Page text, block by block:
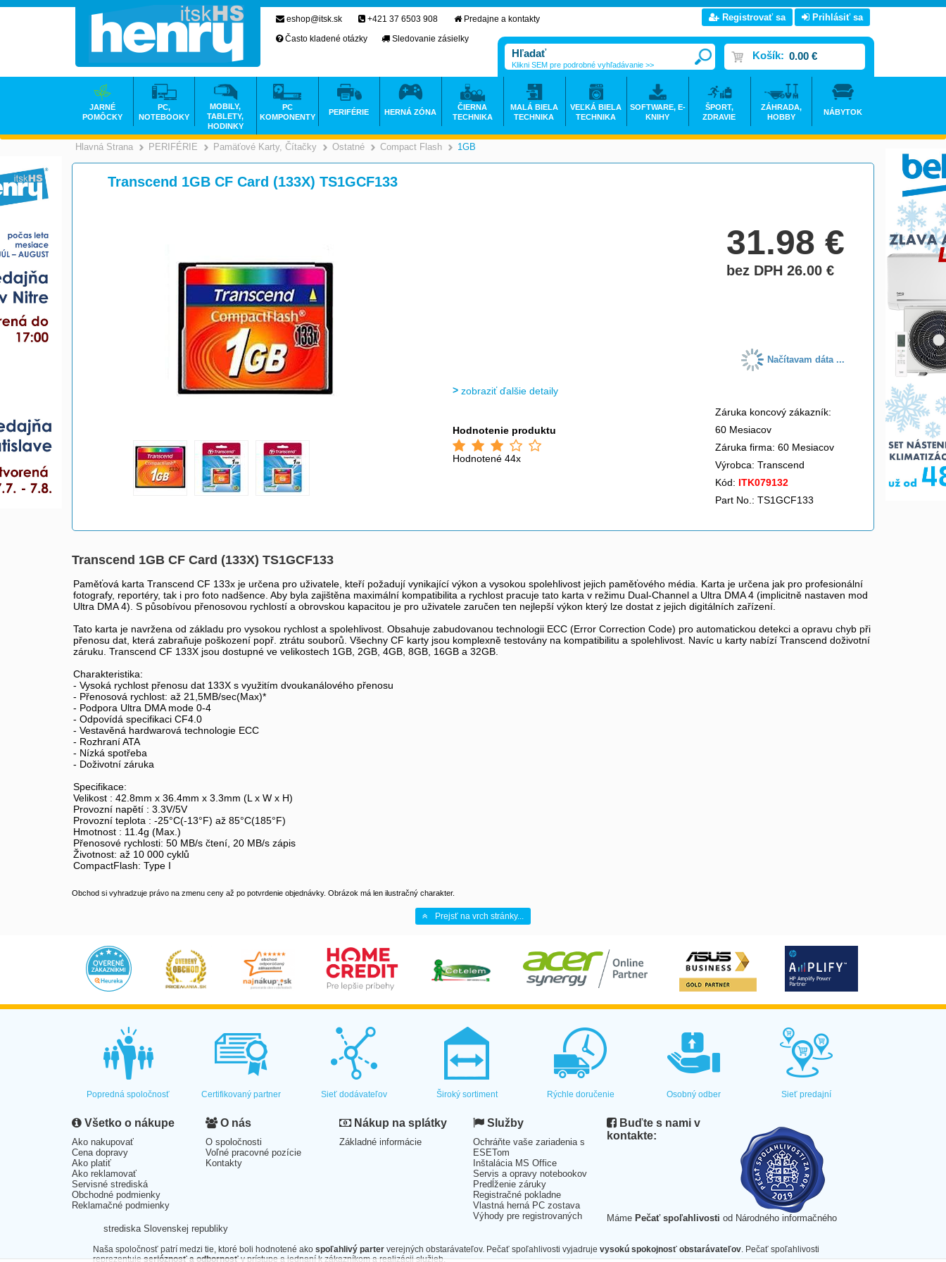
Hlavná Strana >
PERIFÉRIE >
Pamäťové Karty, Čítačky >
Ostatné >
Compact Flash 1GB
Transcend 1GB CF Card (133X) TS1GCF133
31.98€
bez DPH 26.00€
Načítavam dáta ...
zobraziť ďalšie detaily
Hodnotenie produktu
Hodnotené 44x
Záruka koncový zákazník:
60 Mesiacov
Záruka firma: 60 Mesiacov
Výrobca: Transcend
Kód: ITK079132
Part No.: TS1GCF133
Transcend 1GB CF Card (133X) TS1GCF133
Paměťová karta Transcend CF 133x je určena pro uživatele, kteří požadují vynikající výkon a vysokou spolehlivost jejich paměťového média. Karta je určena jak pro profesionální
fotografy, reportéry, tak i pro foto nadšence. Aby byla zajištěna maximální kompatibilita a rychlost pracuje tato karta v režimu Dual-Channel a Ultra DMA 4 (implicitně nastaven mod
Ultra DMA 4). S působívou přenosovou rychlostí a obrovskou kapacitou je pro uživatele zaručen ten nejlepší výkon který lze dostat z jejich digitálních zařízení.
Tato karta je navržena od základu pro vysokou rychlost a spolehlivost. Obsahuje zabudovanou technologii ECC (Error Correction Code) pro automatickou detekci a opravu chyb při
přenosu dat, která zabraňuje poškození popř. ztrátu souborů. Všechny CF karty jsou komplexně testovány na kompatibilitu a spolehlivost. Navíc u karty nabízí Transcend doživotní
záruku. Transcend CF 133X jsou dostupné ve velikostech 1GB, 2GB, 4GB, 8GB, 16GB a 32GB.
Charakteristika:
- Vysoká rychlost přenosu dat 133X s využitím dvoukanálového přenosu
- Přenosová rychlost: až 21,5MB/sec(Max)*
- Podpora Ultra DMA mode 0-4
- Odpovídá specifikaci CF4.0
- Vestavěná hardwarová technologie ECC
- Rozhraní ATA
- Nízká spotřeba
- Doživotní záruka
Specifikace:
Velikost : 42.8mm x 36.4mm x 3.3mm (L x W x H)
Provozní napětí : 3.3V/5V
Provozní teplota : -25°C(-13°F) až 85°C(185°F)
Hmotnost : 11.4g (Max.)
Přenosové rychlosti: 50 MB/s čtení, 20 MB/s zápis
Životnost: až 10 000 cyklů
CompactFlash: Type I
Obchod si vyhradzuje právo na zmenu ceny až po potvrdenie objednávky. Obrázok má len ilustračný charakter.
Prejsť na vrch stránky...
eshop@itsk.sk +421 37 6503 908
Predajne a kontakty
Často kladené otázky
Sledovanie zásielky
Registrovať sa Prihlásiť sa
Košík: 0.00 €
Klikni SEM pre podrobné vyhľadávanie >>
JARNÉ
POMÔCKY
PC,
NOTEBOOKY
MOBILY,
TABLETY,
HODINKY
PC
KOMPONENTY
PERIFÉRIE HERNÁ ZÓNA
ČIERNA
TECHNIKA
MALÁ BIELA
TECHNIKA
VEĽKÁ BIELA
TECHNIKA
SOFTWARE, E-
KNIHY
ŠPORT,
ZDRAVIE
ZÁHRADA,
HOBBY
NÁBYTOK
Popredná spoločnosť Certifikovaný partner Sieť dodávateľov Široký sortiment Rýchle doručenie Osobný odber Sieť predajní
Všetko o nákupe
Ako nakupovať
Cena dopravy
Ako platiť
Ako reklamovať
Servisné strediská
Obchodné podmienky
Reklamačné podmienky
O nás
O spoločnosti
Voľné pracovné pozície
Kontakty
Nákup na splátky
Základné informácie
Služby
Ochráňte vaše zariadenia s
ESETom
Inštalácia MS Office
Servis a opravy notebookov
Predĺženie záruky
Registračné pokladne
Vlastná herná PC zostava
Výhody pre registrovaných
Buďte s nami v
kontakte:
Máme Pečať spoľahlivosti od Národného informačného
strediska Slovenskej republiky
Naša spoločnosť patrí medzi tie, ktoré boli hodnotené ako spoľahlivý parter verejných obstarávateľov. Pečať spoľahlivosti vyjadruje vysokú spokojnosť obstarávateľov. Pečať spoľahlivosti
reprezentujeserióznosť a odbornosťv prístupe a jednaní k zákazníkom a realizácii služieb.